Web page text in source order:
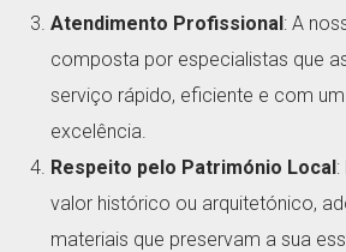
Atendimento Profissional: A
composta por especialistas que
serviço rápido, eficiente e com
excelência.
Respeito pelo Património Local
valor histórico ou arquitetónico,
materiais que preservam a sua